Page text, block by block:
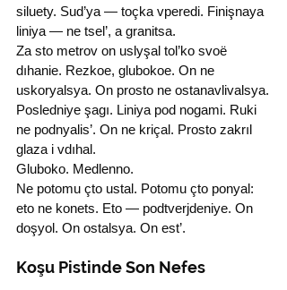
siluety. Sud’ya — toçka vperedi. Finişnaya
liniya — ne tsel’, a granitsa.
Za sto metrov on uslyşal tol’ko svoё
dıhanie. Rezkoe, glubokoe. On ne
uskoryalsya. On prosto ne ostanavlivalsya.
Posledniye şagı. Liniya pod nogami. Ruki
ne podnyalis’. On ne kriçal. Prosto zakrıl
glaza i vdıhal.
Gluboko. Medlenno.
Ne potomu çto ustal. Potomu çto ponyal:
eto ne konets. Eto — podtverjdeniye. On
doşyol. On ostalsya. On est’.
Koşu Pistinde Son Nefes